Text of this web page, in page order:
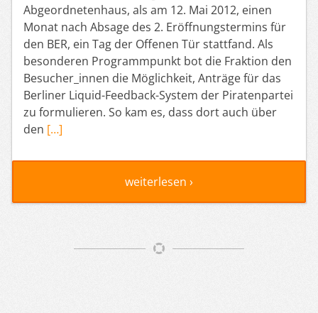
Abgeordnetenhaus, als am 12. Mai 2012, einen
Monat nach Absage des 2. Eröffnungstermins für
den BER, ein Tag der Offenen Tür stattfand. Als
besonderen Programmpunkt bot die Fraktion den
Besucher_innen die Möglichkeit, Anträge für das
Berliner Liquid-Feedback-System der Piratenpartei
zu formulieren. So kam es, dass dort auch über
den […]
weiterlesen ›